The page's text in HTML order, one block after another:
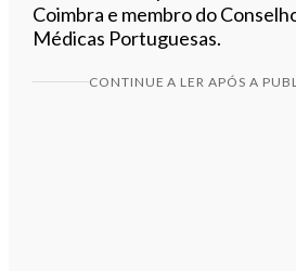
Coimbra e membro do
Médicas Portuguesas.
CONTINUE A LER APÓS A